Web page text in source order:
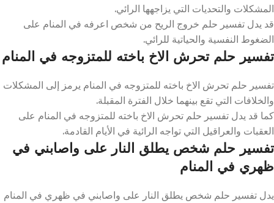
المشكلات والتحديات التي يزاجهها الرائي.
قد يدل تفسير حلم خروج الريح من شخص اعرفه في المنام على
الضغوط النفسية والحياتية للرائي.
تفسير حلم تحرش الاخ باخته للمتزوجه في المنام
تفسير حلم تحرش الاخ باخته للمتزوجه في المنام يرمز إلى المشكلات
والخلافات التي تقع بينهما خلال الفترة المقبلة.
كما قد يدل تفسير حلم تحرش الاخ باخته للمتزوجه في المنام على
العقبات والعراقيل التي تواجه الرائية في الأيام القادمة.
تفسير حلم شخص يطلق النار على واصابني في
ظهري في المنام
يدل تفسير حلم شخص يطلق النار على واصابني في ظهري في المنام